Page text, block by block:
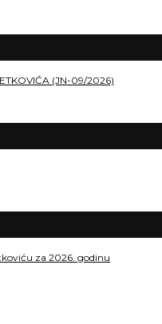
(JN-09/2026)
za 2026. godinu